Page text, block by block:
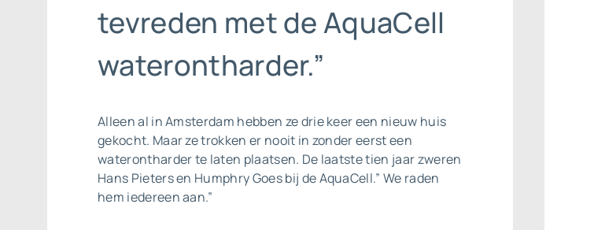
tevreden met de AquaCell
waterontharder.”
Alleen al in Amsterdam hebben ze drie keer een nieuw huis
gekocht. Maar ze trokken er nooit in zonder eerst een
waterontharder te laten plaatsen. De laatste tien jaar zweren
Hans Pieters en Humphry Goes bij de AquaCell.” We raden
hem iedereen aan.”